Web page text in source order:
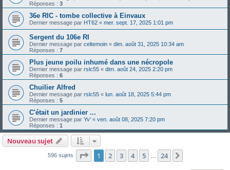
Réponses : 3
36e RIC - tombe collective à Einvaux
Dernier message par HT62 « mer. sept. 17, 2025 1:01 pm
Sergent du 106e RI
Dernier message par celtemoin « dim. août 31, 2025 10:34 am
Réponses : 7
Plus jeune poilu inhumé dans une nécropole
Dernier message par rslc55 « dim. août 24, 2025 2:20 pm
Réponses : 6
Chuilier Alfred
Dernier message par rslc55 « lun. août 18, 2025 5:44 pm
Réponses : 5
C'était un jardinier ...
Dernier message par Yv' « ven. août 08, 2025 7:20 pm
Réponses : 1
Nouveau sujet
596 sujets Page 1sur24
1 2 3 4 5 24